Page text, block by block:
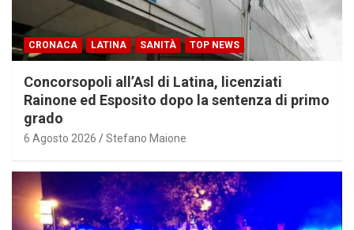
CRONACA LATINA SANITÀ TOP NEWS
Concorsopoli all’Asl di Latina, licenziati
Rainone ed Esposito dopo la sentenza di primo
grado
6 Agosto 2026 Stefano Maione